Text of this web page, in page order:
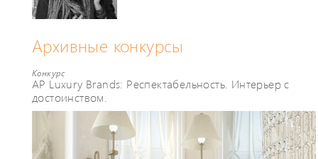
Архивные конкурсы
Конкурс
AP Luxury Brands: Респектабельность. Интерьер с
достоинством.